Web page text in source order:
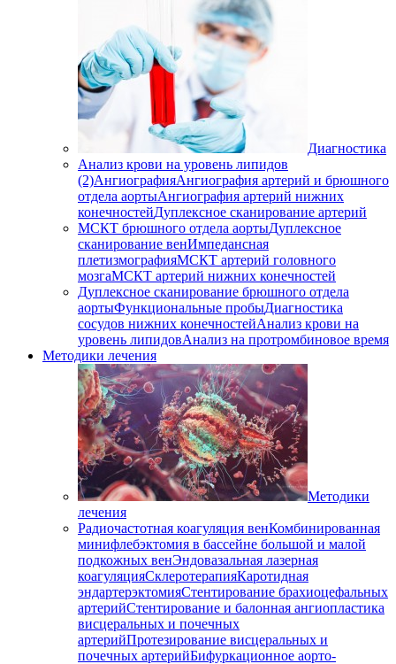
Диагностика
Анализ крови на уровень липидов
(2)АнгиографияАнгиография артерий и брюшного
отдела аортыАнгиография артерий нижних
конечностейДуплексное сканирование артерий
МСКТ брюшного отдела аортыДуплексное
сканирование венИмпедансная
плетизмографияМСКТ артерий головного
мозгаМСКТ артерий нижних конечностей
Дуплексное сканирование брюшного отдела
аортыФункциональные пробыДиагностика
сосудов нижних конечностейАнализ крови на
уровень липидовАнализ на протромбиновое время
Методики лечения
Методики
лечения
Радиочастотная коагуляция венКомбинированная
минифлебэктомия в бассейне большой и малой
подкожных венЭндовазальная лазерная
коагуляцияСклеротерапияКаротидная
эндартерэктомияСтентирование брахиоцефальных
артерийСтентирование и балонная ангиопластика
висцеральных и почечных
артерийПротезирование висцеральных и
почечных артерийБифуркационное аорто-